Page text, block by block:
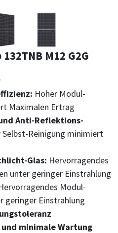
M12 G2G
Hoher Modul-
Maximalen Ertrag
Anti-Reflektions-
Reinigung minimiert
Glas: Hervorragendes
unter geringer Einstrahlung
Modul-
geringer Einstrahlung
minimale Wartung